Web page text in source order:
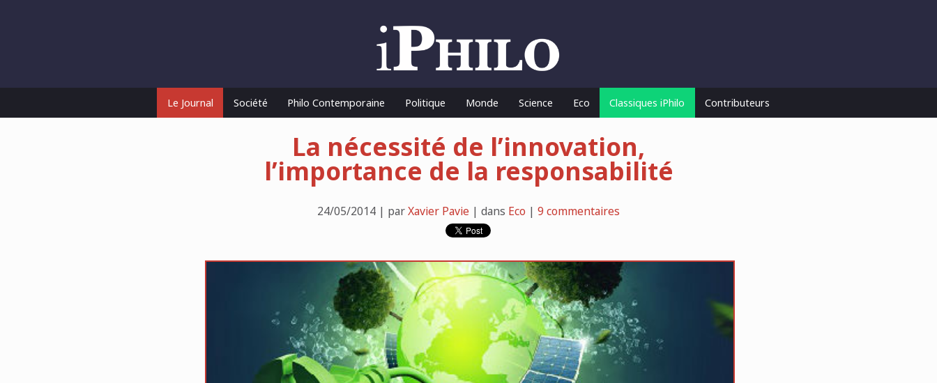
Le Journal Société Philo Contemporaine Politique Monde Science Eco Classiques iPhilo Contributeurs
La nécessité de l’innovation,
l’importance de la responsabilité
24/05/2014 | parXavier Pavie | dans Eco | 9 commentaires